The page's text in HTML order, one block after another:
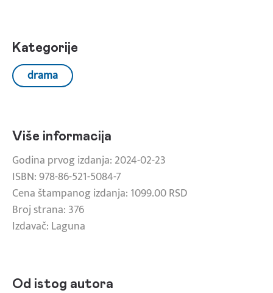
Kategorije
drama
Više informacija
Godina prvog izdanja: 2024-02-23
ISBN: 978-86-521-5084-7
Cena štampanog izdanja: 1099.00 RSD
Broj strana: 376
Izdavač: Laguna
Od istog autora